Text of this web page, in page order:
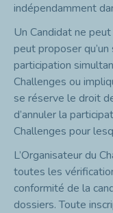
indépendamment
Un Candidat ne peut
peut proposer
participation
Challenges ou
se réserve le droit
d’annuler la
Challenges pour
L’Organisateur du
toutes les
conformité de la
dossiers. Toute